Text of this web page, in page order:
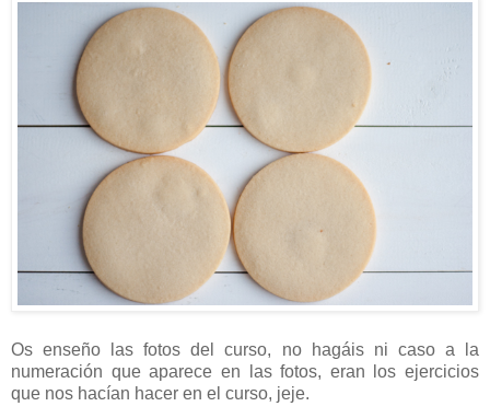
Os enseño las fotos del curso, no hagáis ni caso a la
numeración que aparece en las fotos, eran los ejercicios
que nos hacían hacer en el curso, jeje.